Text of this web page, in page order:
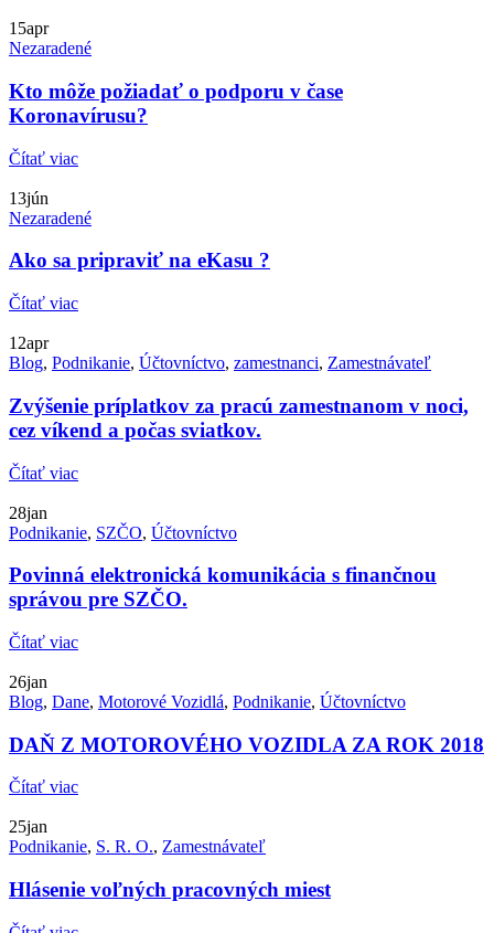
15apr
Nezaradené
Kto môže požiadať o podporu v čase
Koronavírusu?
Čítať viac
13jún
Nezaradené
Ako sa pripraviť na eKasu ?
Čítať viac
12apr
Blog, Podnikanie, Účtovníctvo, zamestnanci, Zamestnávateľ
Zvýšenie príplatkov za pracú zamestnanom v noci,
cez víkend a počas sviatkov.
Čítať viac
28jan
Podnikanie, SZČO, Účtovníctvo
Povinná elektronická komunikácia s finančnou
správou pre SZČO.
Čítať viac
26jan
Blog, Dane, Motorové Vozidlá, Podnikanie, Účtovníctvo
DAŇ Z MOTOROVÉHO VOZIDLA ZA ROK 2018
Čítať viac
25jan
Podnikanie, S. R. O., Zamestnávateľ
Hlásenie voľných pracovných miest